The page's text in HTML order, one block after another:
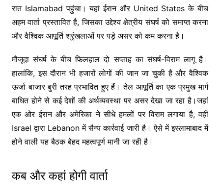
रात Islamabad पहुंचा। यहां ईरान और United States के बीच
अहम वार्ता प्रस्तावित है, जिसका उद्देश्य क्षेत्रीय संघर्ष को समाप्त करना
और वैश्विक आपूर्ति श्रृंखलाओं पर पड़े असर को कम करना है।
मौजूदा संघर्ष के बीच फिलहाल दो सप्ताह का संघर्ष-विराम लागू है।
हालांकि, इस दौरान भी हजारों लोगों की जान जा चुकी है और वैश्विक
ऊर्जा बाजार बुरी तरह प्रभावित हुए हैं। तेल आपूर्ति का एक प्रमुख मार्ग
बाधित होने से कई देशों की अर्थव्यवस्था पर असर देखा जा रहा है।जहां
एक ओर ईरान और अमेरिका ने सीधे हमलों पर विराम लगाया है, वहीं
Israel द्वारा Lebanon में सैन्य कार्रवाई जारी है। ऐसे में इस्लामाबाद में
होने वाली यह बैठक बेहद महत्वपूर्ण मानी जा रही है।
कब और कहां होगी वार्ता